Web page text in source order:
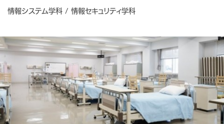
情報システム学科 / 情報セキュリティ学科